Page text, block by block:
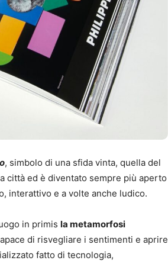
, simbolo di una sfida vinta, quella del
città ed è diventato sempre più aperto
interattivo e a volte anche ludico.
in primis la metamorfosi
di risvegliare i sentimenti e aprire
fatto di tecnologia,